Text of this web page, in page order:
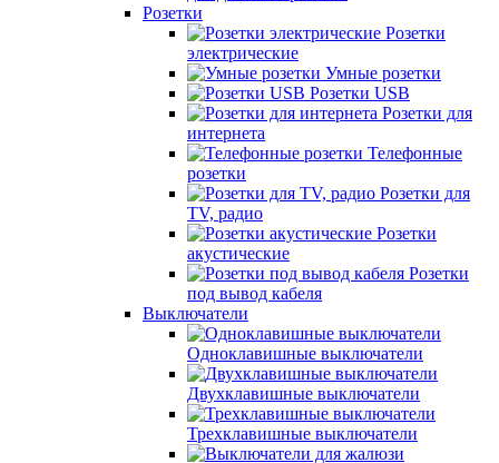
Розетки
Розетки
электрические
Умные розетки
Розетки USB
Розетки для
интернета
Телефонные
розетки
Розетки для
TV, радио
Розетки
акустические
Розетки
под вывод кабеля
Выключатели
Одноклавишные выключатели
Двухклавишные выключатели
Трехклавишные выключатели